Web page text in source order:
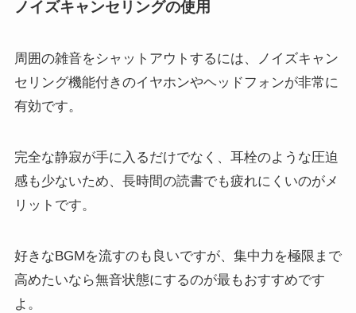
ノイズキャンセリングの使用
周囲の雑音をシャットアウトするには、ノイズキャン
セリング機能付きのイヤホンやヘッドフォンが非常に
有効です。
完全な静寂が手に入るだけでなく、耳栓のような圧迫
感も少ないため、長時間の読書でも疲れにくいのがメ
リットです。
好きなBGMを流すのも良いですが、集中力を極限まで
高めたいなら無音状態にするのが最もおすすめです
よ。